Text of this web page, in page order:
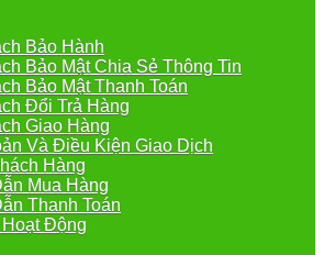
Bảo Hành
Bảo Mật Chia Sẻ Thông Tin
Bảo Mật Thanh Toán
Đổi Trả Hàng
Giao Hàng
Và Điều Kiện Giao Dịch
Hàng
Mua Hàng
Thanh Toán
Động